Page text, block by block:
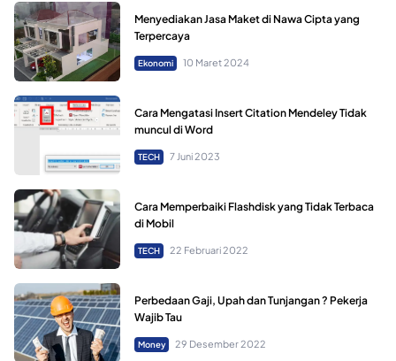
Menyediakan Jasa Maket di Nawa Cipta yang
Terpercaya
Ekonomi 10 Maret 2024
Cara Mengatasi Insert Citation Mendeley Tidak
muncul di Word
TECH 7 Juni 2023
Cara Memperbaiki Flashdisk yang Tidak Terbaca
di Mobil
TECH 22 Februari 2022
Perbedaan Gaji, Upah dan Tunjangan ? Pekerja
Wajib Tau
Money 29 Desember 2022